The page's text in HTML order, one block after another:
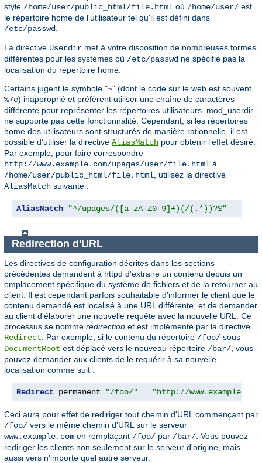
style /home/user/public_html/file.html où /home/user/ est
le répertoire home de l'utilisateur tel qu'il est défini dans
/etc/passwd
La directive Userdir met à votre disposition de nombreuses formes
différentes pour les systèmes où /etc/passwd ne spécifie pas la
localisation du répertoire home.
Certains jugent le symbole "~" (dont le code sur le web est souvent
%7e) inapproprié et préfèrent utiliser une chaîne de caractères
différente pour représenter les répertoires utilisateurs. mod_userdir
ne supporte pas cette fonctionnalité. Cependant, si les répertoires
home des utilisateurs sont structurés de manière rationnelle, il est
possible d'utiliser la directive AliasMatch pour obtenir l'effet désiré.
Par exemple, pour faire correspondre
http://www.example.com/upages/user/file.html à
/home/user/public_html/file.html , utilisez la directive
AliasMatch suivante :
AliasMatch "^/upages/([a-zA-Z0-9]+)(/(.*))?$"
Redirection d'URL
Les directives de configuration décrites dans les sections
précédentes demandent à httpd d'extraire un contenu depuis un
emplacement spécifique du système de fichiers et de la retourner au
client. Il est cependant parfois souhaitable d'informer le client que le
contenu demandé est localisé à une URL différente, et de demander
au client d'élaborer une nouvelle requête avec la nouvelle URL. Ce
processus se nomme redirection et est implémenté par la directive
Redirect . Par exemple, si le contenu du répertoire /foo/ sous
DocumentRoot est déplacé vers le nouveau répertoire /bar/ , vous
pouvez demander aux clients de le requérir à sa nouvelle
localisation comme suit :
Redirect permanent "/foo/" "http://
Ceci aura pour effet de rediriger tout chemin d'URL commençant par
/foo/ vers le même chemin d'URL sur le serveur
www.example.com en remplaçant /foo/ par /bar/ . Vous pouvez
rediriger les clients non seulement sur le serveur d'origine, mais
aussi vers n'importe quel autre serveur.